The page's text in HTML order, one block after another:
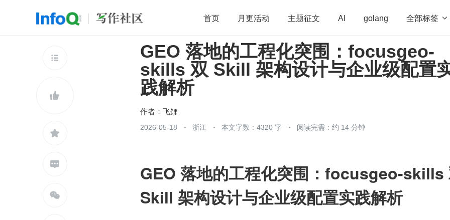
首页 月更活动 主题征文 AI golang 全部标签 
开源 架构 OpenHarmony 算法 学习方法 Web3.0
团队管理 程序员 运维 深度思考 低代码 redis
查看更多





GEO 落地的工程化突围：focusgeo-
skills 双 Skill 架构设计与企业级配置
践解析
作者： 飞鲤
2026-05-18 浙江 本文字数：4320 字 阅读完需：约 14 分钟
GEO 落地的工程化突围：focusgeo-skills
Skill 架构设计与企业级配置实践解析